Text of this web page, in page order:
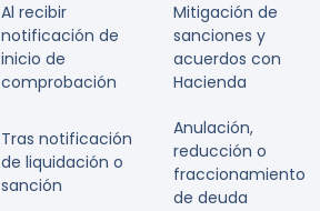
Al recibir
notificación de
inicio de
comprobación
Mitigación de
sanciones y
acuerdos con
Hacienda
Tras notificación
de liquidación o
sanción
Anulación,
reducción o
fraccionamiento
de deuda